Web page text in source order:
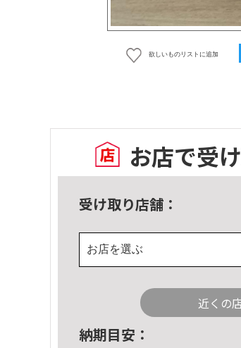
欲しいものリストに追加
お店で受
受け取り店舗：
お店を選ぶ
近くの
納期目安：